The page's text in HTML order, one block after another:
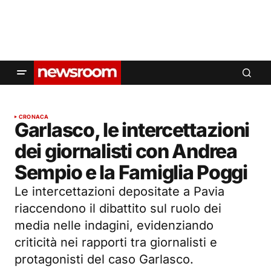
CRONACA
Garlasco, le intercettazioni
dei giornalisti con Andrea
Sempio e la Famiglia Poggi
Le intercettazioni depositate a Pavia
riaccendono il dibattito sul ruolo dei
media nelle indagini, evidenziando
criticità nei rapporti tra giornalisti e
protagonisti del caso Garlasco.